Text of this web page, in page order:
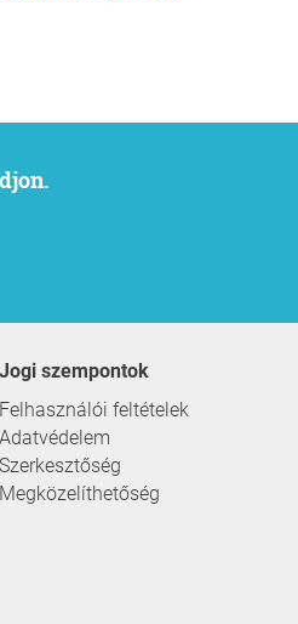
Jogi szempontok
Felhasználói feltételek
Adatvédelem
Szerkesztőség
Megközelíthetőség